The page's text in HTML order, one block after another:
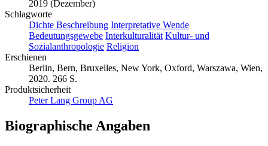
2019 (Dezember)
Schlagworte
Dichte Beschreibung Interpretative Wende
Bedeutungsgewebe Interkulturalität Kultur- und
Sozialanthropologie Religion
Erschienen
Berlin, Bern, Bruxelles, New York, Oxford, Warszawa, Wien,
2020. 266 S.
Produktsicherheit
Peter Lang Group AG
Biographische Angaben